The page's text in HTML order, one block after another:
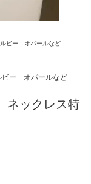
ビー オパールなど
ー オパールなど
ックレス特